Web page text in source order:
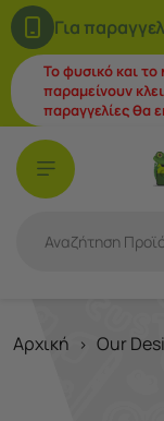
Για
Το φυσικό και
παραμείνουν
παραγγελίες θα
Αρχική > Our